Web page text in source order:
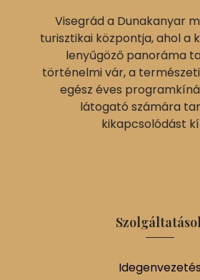
Visegrád a Dunakanyar
turisztikai központja, ahol a
lenyűgöző panoráma
történelmi vár, a
egész éves
látogató számára
kikapcsolódást
Idegenvezetés